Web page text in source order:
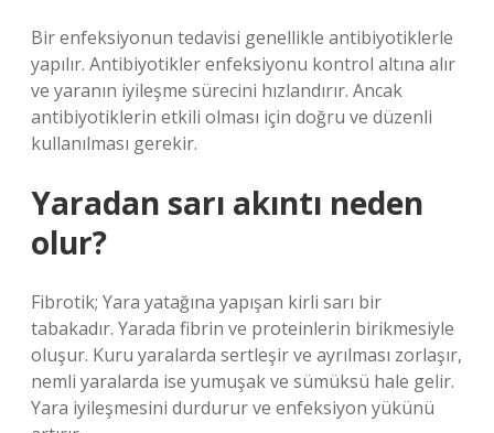
Bir enfeksiyonun tedavisi genellikle antibiyotiklerle
yapılır. Antibiyotikler enfeksiyonu kontrol altına alır
ve yaranın iyileşme sürecini hızlandırır. Ancak
antibiyotiklerin etkili olması için doğru ve düzenli
kullanılması gerekir.
Yaradan sarı akıntı neden
olur?
Fibrotik; Yara yatağına yapışan kirli sarı bir
tabakadır. Yarada fibrin ve proteinlerin birikmesiyle
oluşur. Kuru yaralarda sertleşir ve ayrılması zorlaşır,
nemli yaralarda ise yumuşak ve sümüksü hale gelir.
Yara iyileşmesini durdurur ve enfeksiyon yükünü